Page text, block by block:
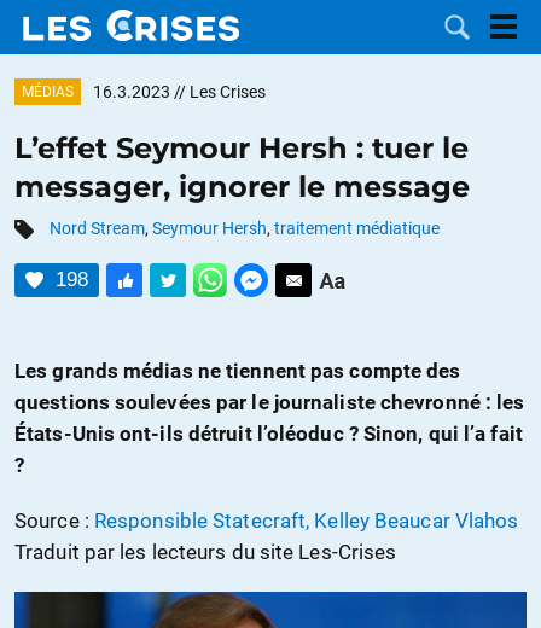
DOSSIERS
CATÉGORIES
CONTACTER
DON
MÉDIAS 16.3.2023 // Les Crises
L’effet Seymour Hersh : tuer le
messager, ignorer le message
Nord Stream, Seymour Hersh, traitement médiatique
198
Les grands médias ne tiennent pas compte des
questions soulevées par le journaliste chevronné : les
États-Unis ont-ils détruit l’oléoduc ? Sinon, qui l’a fait
?
Source : Responsible Statecraft, Kelley Beaucar Vlahos
Traduit par les lecteurs du site Les-Crises